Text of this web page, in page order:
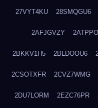
27VYT4KU 28SMQGU6
2AFJGVZY
2BKKV1H5 2BLDOOU6
2CSOTXFR 2CVZ7WMG
2DU7LORM 2EZC76PR